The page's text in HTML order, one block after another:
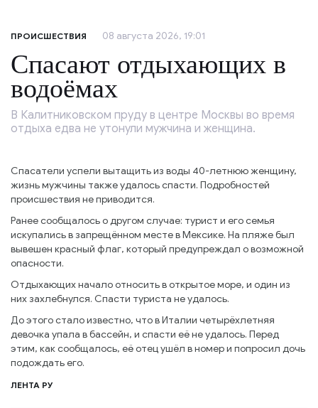
ПРОИСШЕСТВИЯ 08 августа 2026, 19:01
Спасают отдыхающих в
водоёмах
В Калитниковском пруду в центре Москвы во время
отдыха едва не утонули мужчина и женщина.
Спасатели успели вытащить из воды 40-летнюю женщину,
жизнь мужчины также удалось спасти. Подробностей
происшествия не приводится.
Ранее сообщалось о другом случае: турист и его семья
искупались в запрещённом месте в Мексике. На пляже был
вывешен красный флаг, который предупреждал о возможной
опасности.
Отдыхающих начало относить в открытое море, и один из
них захлебнулся. Спасти туриста не удалось.
До этого стало известно, что в Италии четырёхлетняя
девочка упала в бассейн, и спасти её не удалось. Перед
этим, как сообщалось, её отец ушёл в номер и попросил дочь
подождать его.
ЛЕНТА РУ